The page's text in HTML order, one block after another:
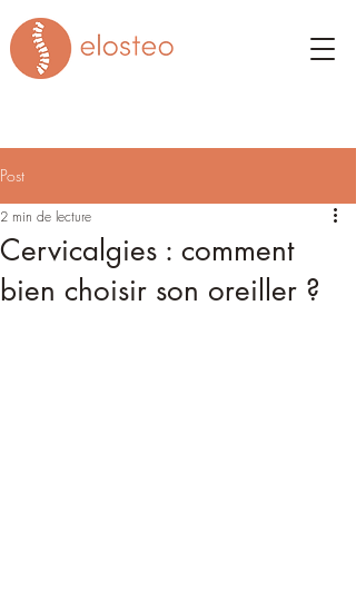
Post
Cervicalgies : comment
bien choisir son oreiller ?
2 min de lecture